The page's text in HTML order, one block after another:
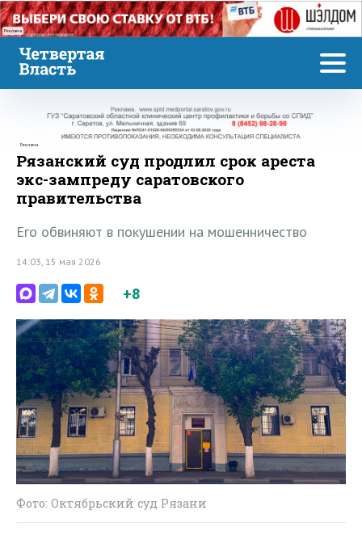
Реклама
Реклама
Рязанский суд продлил срок ареста
экс-зампреду саратовского
правительства
Его обвиняют в покушении на мошенничество
14:03, 15 мая 2026
+8
Фото: Октябрьский суд Рязани